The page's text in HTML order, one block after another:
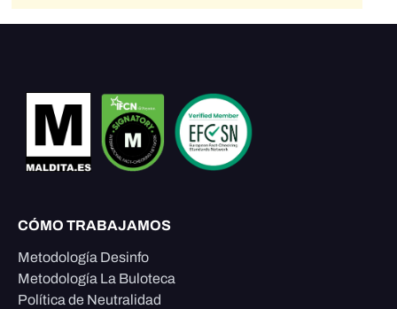
CÓMO TRABAJAMOS
Metodología Desinfo
Metodología La Buloteca
Política de Neutralidad